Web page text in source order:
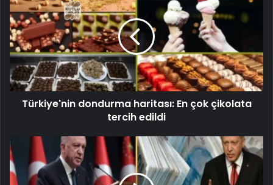
Türkiye'nin dondurma haritası: En çok çikolata
tercih edildi